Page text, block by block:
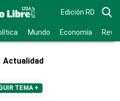
Edición RD
Mundo Economía
Actualidad
TEMA +